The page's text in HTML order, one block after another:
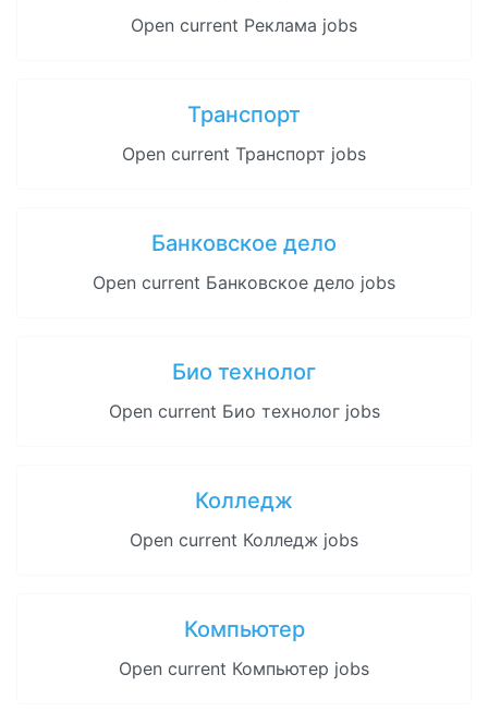
Open current Реклама jobs
Транспорт
Open current Транспорт jobs
Банковское дело
Open current Банковское дело jobs
Био технолог
Open current Био технолог jobs
Колледж
Open current Колледж jobs
Компьютер
Open current Компьютер jobs